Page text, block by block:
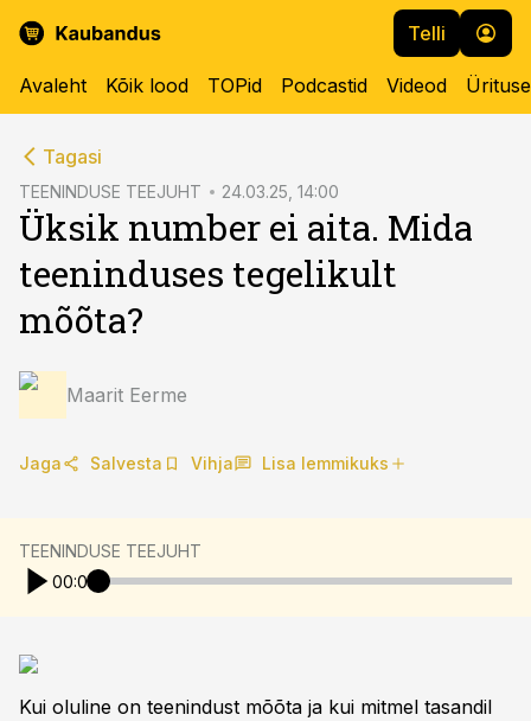
Telli
Avaleht Kõik lood TOPid Podcastid Videod
Tagasi
TEENINDUSE TEEJUHT 24.03.25, 14:00
Üksik number ei aita. Mida
teeninduses tegelikult
mõõta?
Maarit Eerme
Jaga Salvesta Vihja Lisa lemmikuks
TEENINDUSE TEEJUHT
00:00
Kui oluline on teenindust mõõta ja kui mitmel tasandil